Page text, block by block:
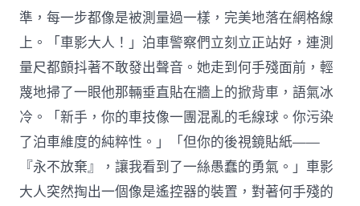
準，每一步都像是被測量過一樣，完美地落在網格線
上。「車影大人！」泊車警察們立刻立正站好，連測
量尺都顫抖著不敢發出聲音。她走到何手殘面前，輕
蔑地掃了一眼他那輛垂直貼在牆上的掀背車，語氣冰
冷。「新手，你的車技像一團混亂的毛線球。你污染
了泊車維度的純粹性。」「但你的後視鏡貼紙——
『永不放棄』，讓我看到了一絲愚蠢的勇氣。」車影
大人突然掏出一個像是遙控器的裝置，對著何手殘的